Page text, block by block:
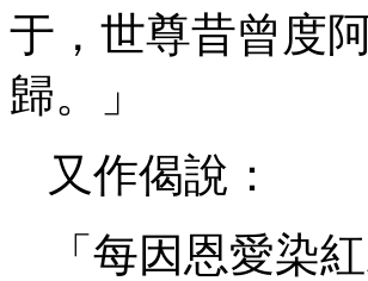
于，世尊昔曾度
歸。」
又作偈說：
「每因恩愛染